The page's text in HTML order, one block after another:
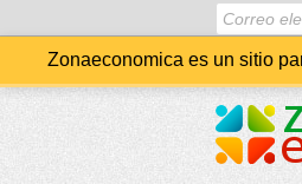
Zonaeconomica es un sitio